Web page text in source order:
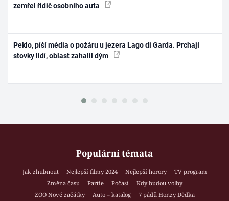
zemřel řidič osobního auta
Peklo, píší média o požáru u jezera Lago di Garda. Prchají
stovky lidí, oblast zahalil dým
Populární témata
Jak zhubnout Nejlepší filmy 2024 Nejlepší horory
TV program
Změna času
Partie Počasí
Kdy budou volby
ZOO Nové začátky
Auto – katalog
7 pádů Honzy Dědka